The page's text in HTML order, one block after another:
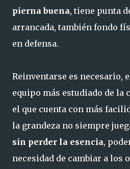
pierna buena, tiene punta
arrancada, también fondo
en defensa.
Reinventarse es necesario,
equipo más estudiado de la
el que cuenta con más
la grandeza no siempre
sin perder la esencia,
necesidad de cambiar a los